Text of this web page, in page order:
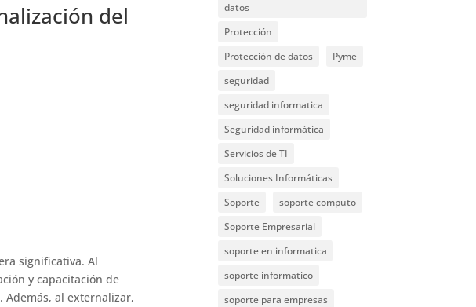
del
significativa. Al
y capacitación de
al externalizar,
datos
Protección
Protección de datos
Pyme
seguridad
seguridad informatica
Seguridad informática
Servicios de TI
Soluciones Informáticas
Soporte
soporte computo
Soporte Empresarial
soporte en informatica
soporte informatico
soporte para empresas